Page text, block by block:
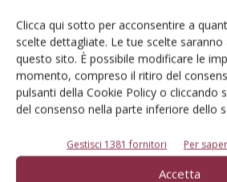
Clicca qui sotto per acconsentire a
scelte dettagliate. Le tue scelte
questo sito. È possibile modificare le
momento, compreso il ritiro del
pulsanti della Cookie Policy o cliccando
del consenso nella parte inferiore dello
Gestisci 1381 fornitori Per
Accetta
Facebook Twitter